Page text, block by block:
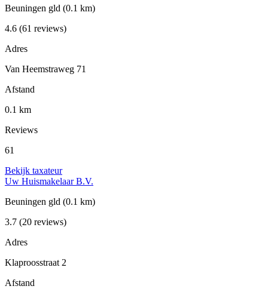
Beuningen gld (0.1 km)
4.6 (61 reviews)
Adres
Van Heemstraweg 71
Afstand
0.1 km
Reviews
61
Bekijk taxateur
Uw Huismakelaar B.V.
Beuningen gld (0.1 km)
3.7 (20 reviews)
Adres
Klaproosstraat 2
Afstand